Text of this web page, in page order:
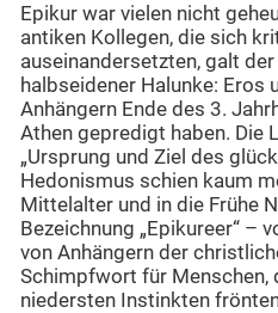
Epikur war vielen nicht
antiken Kollegen, die sich
auseinandersetzten, galt
halbseidener Halunke: Eros
Anhängern Ende des 3.
Athen gepredigt haben. Die
„Ursprung und Ziel des
Hedonismus schien kaum
Mittelalter und in die Frühe
Bezeichnung „Epikureer“ –
von Anhängern der
Schimpfwort für Menschen,
niedersten Instinkten